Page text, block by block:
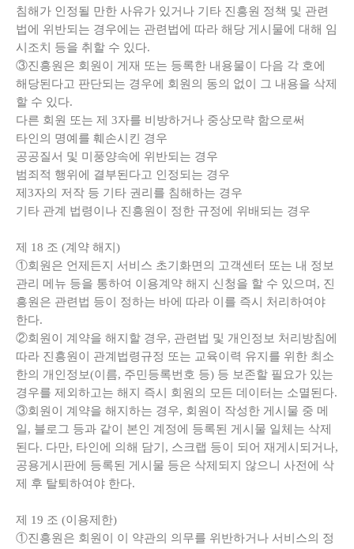
침해가 인정될 만한 사유가 있거나 기타 진흥원 정책 및 관련
법에 위반되는 경우에는 관련법에 따라 해당 게시물에 대해 임
시조치 등을 취할 수 있다.
③진흥원은 회원이 게재 또는 등록한 내용물이 다음 각 호에
해당된다고 판단되는 경우에 회원의 동의 없이 그 내용을 삭제
할 수 있다.
다른 회원 또는 제 3자를 비방하거나 중상모략 함으로써
타인의 명예를 훼손시킨 경우
공공질서 및 미풍양속에 위반되는 경우
범죄적 행위에 결부된다고 인정되는 경우
제3자의 저작 등 기타 권리를 침해하는 경우
기타 관계 법령이나 진흥원이 정한 규정에 위배되는 경우
제 18 조 (계약 해지 )
①회원은 언제든지 서비스 초기화면의 고객센터 또는 내 정보
관리 메뉴 등을 통하여 이용계약 해지 신청을 할 수 있으며, 진
흥원은 관련법 등이 정하는 바에 따라 이를 즉시 처리하여야
한다.
②회원이 계약을 해지할 경우, 관련법 및 개인정보 처리방침에
따라 진흥원이 관계법령규정 또는 교육이력 유지를 위한 최소
한의 개인정보(이름, 주민등록번호 등) 등 보존할 필요가 있는
경우를 제외하고는 해지 즉시 회원의 모든 데이터는 소멸된다.
③회원이 계약을 해지하는 경우, 회원이 작성한 게시물 중 메
일, 블로그 등과 같이 본인 계정에 등록된 게시물 일체는 삭제
된다. 다만, 타인에 의해 담기, 스크랩 등이 되어 재게시되거나,
공용게시판에 등록된 게시물 등은 삭제되지 않으니 사전에 삭
제 후 탈퇴하여야 한다.
제 19 조 (이용제한)
①진흥원은 회원이 이 약관의 의무를 위반하거나 서비스의 정